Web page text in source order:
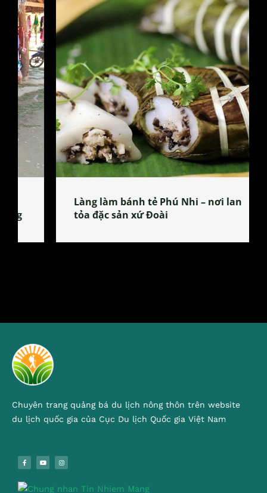
Làng làm bánh tẻ Phú Nhi – nơi lan
tỏa đặc sản xứ Đoài
Chuyên trang quảng bá du lịch nông thôn trên website
du lịch quốc gia của Cục Du lịch Quốc gia Việt Nam